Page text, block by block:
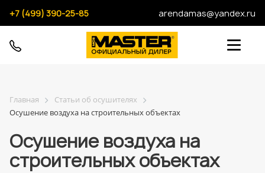
+7 (499) 390-25-85 arendamas@yandex.ru
Главная
Статьи об осушителях
Осушение воздуха на строительных объектах
Осушение воздуха на
строительных объектах